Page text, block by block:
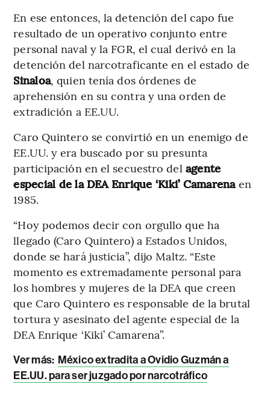
En ese entonces, la detención del capo fue
resultado de un operativo conjunto entre
personal naval y la FGR, el cual derivó en la
detención del narcotraficante en el estado de
Sinaloa, quien tenía dos órdenes de
aprehensión en su contra y una orden de
extradición a EE.UU.
Caro Quintero se convirtió en un enemigo de
EE.UU. y era buscado por su presunta
participación en el secuestro del agente
especial de la DEA Enrique ‘Kiki’ Camarenaen
1985.
“Hoy podemos decir con orgullo que ha
llegado (Caro Quintero) a Estados Unidos,
donde se hará justicia”, dijo Maltz. “Este
momento es extremadamente personal para
los hombres y mujeres de la DEA que creen
que Caro Quintero es responsable de la brutal
tortura y asesinato del agente especial de la
DEA Enrique ‘Kiki’ Camarena”.
Ver más: México extradita a Ovidio Guzmán a
EE.UU. para ser juzgado por narcotráfico